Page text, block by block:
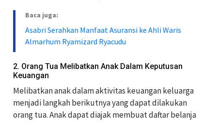
Baca juga:
Asabri Serahkan Manfaat Asuransi ke Ahli Waris
Almarhum Ryamizard Ryacudu
2. Orang Tua Melibatkan Anak Dalam Keputusan
Keuangan
Melibatkan anak dalam aktivitas keuangan keluarga
menjadi langkah berikutnya yang dapat dilakukan
orang tua. Anak dapat diajak membuat daftar belanja